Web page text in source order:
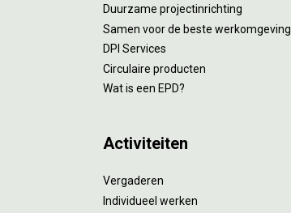
Duurzame projectinrichting
Samen voor de beste werkomgeving
DPI Services
Circulaire producten
Wat is een EPD?
Activiteiten
Vergaderen
Individueel werken